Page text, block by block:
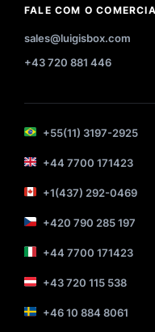
FALE COM O
sales@luigisbox.com
+43 720 881 446
+55(11) 3197-2925
+44 7700 171423
+1(437) 292-0469
+420 790 285 197
+44 7700 171423
+43 720 115 538
+46 10 884 8061